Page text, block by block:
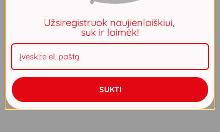
Užsiregistruok naujienlaiškiui,
suk ir laimėk!
SUKTI